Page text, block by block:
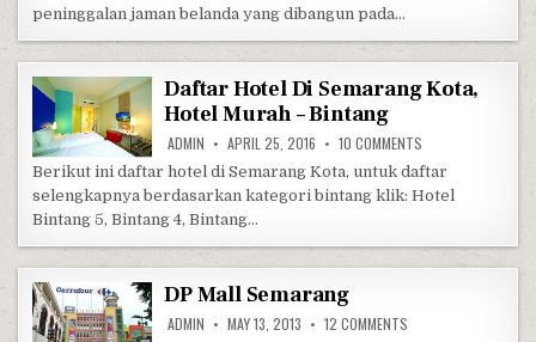
peninggalan jaman belanda yang dibangun pada…
Daftar Hotel Di Semarang Kota,
Hotel Murah – Bintang
ADMIN APRIL 25, 2016 10 COMMENTS
Berikut ini daftar hotel di Semarang Kota, untuk daftar
selengkapnya berdasarkan kategori bintang klik: Hotel
Bintang 5, Bintang 4, Bintang…
DP Mall Semarang
ADMIN MAY 13, 2013 12 COMMENTS